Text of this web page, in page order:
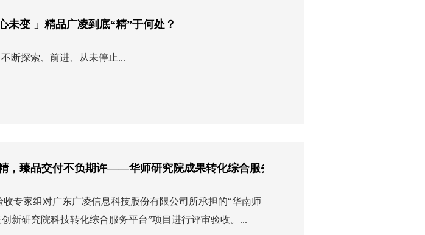
未变 」精品广凌到底“精”于何处？
断探索、前进、从未停止...
，臻品交付不负期许——华师研究院成果转化综合服务平台顺利验收！
收专家组对广东广凌信息科技股份有限公司所承担的“华南师
新研究院科技转化综合服务平台”项目进行评审验收。...